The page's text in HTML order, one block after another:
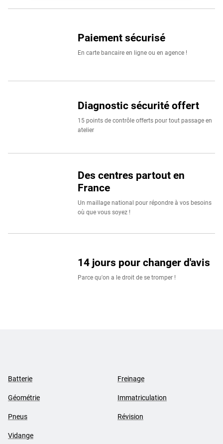
Paiement sécurisé
En carte bancaire en ligne ou en agence !
Diagnostic sécurité offert
15 points de contrôle offerts pour tout passage en
atelier
Des centres partout en
France
Un maillage national pour répondre à vos besoins
où que vous soyez !
14 jours pour changer d'avis
Parce qu'on a le droit de se tromper !
Batterie Freinage
Géométrie Immatriculation
Pneus Révision
Vidange